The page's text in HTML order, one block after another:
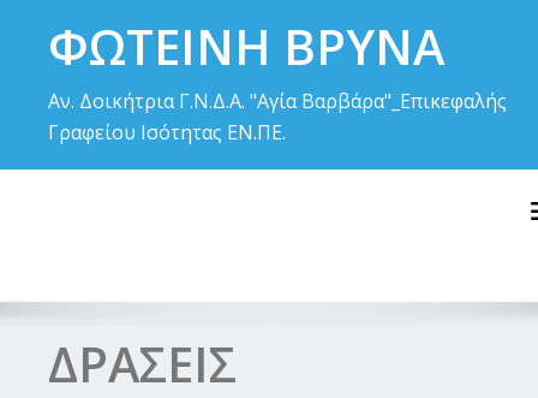
contentΦΩΤΕΙΝΗ ΒΡΥΝΑ
Αν. Δοικήτρια Γ.Ν.Δ.Α. "Αγία Βαρβάρα"_Επικεφαλής
Γραφείου Ισότητας ΕΝ.ΠΕ.
ΔΡΑΣΕΙΣ